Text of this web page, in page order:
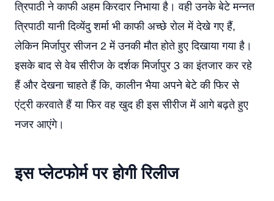
त्रिपाठी ने काफी अहम किरदार निभाया है। वही उनके बेटे मन्नत
त्रिपाठी यानी दिव्येंदु शर्मा भी काफी अच्छे रोल में देखे गए हैं,
लेकिन मिर्जापुर सीजन 2 में उनकी मौत होते हुए दिखाया गया है।
इसके बाद से वेब सीरीज के दर्शक मिर्जापुर 3 का इंतजार कर रहे
हैं और देखना चाहते हैं कि, कालीन भैया अपने बेटे की फिर से
एंट्री करवाते हैं या फिर वह खुद ही इस सीरीज में आगे बढ़ते हुए
नजर आएंगे।
इस प्लेटफोर्म पर होगी रिलीज